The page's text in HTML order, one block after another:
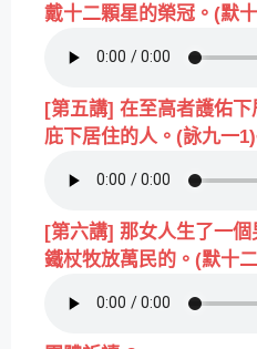
戴十二顆星的榮冠。(默
[第五講] 在至高者護佑
庇下居住的人。(詠九一
[第六講] 那女人生了一
鐵杖牧放萬民的。(默十